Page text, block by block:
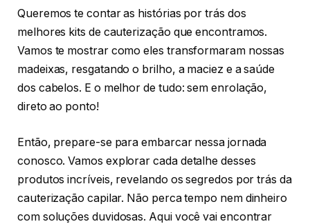
Queremos te contar as histórias por trás dos
melhores kits de cauterização que encontramos.
Vamos te mostrar como eles transformaram nossas
madeixas, resgatando o brilho, a maciez e a saúde
dos cabelos. E o melhor de tudo: sem enrolação,
direto ao ponto!
Então, prepare-se para embarcar nessa jornada
conosco. Vamos explorar cada detalhe desses
produtos incríveis, revelando os segredos por trás da
cauterização capilar. Não perca tempo nem dinheiro
com soluções duvidosas. Aqui você vai encontrar